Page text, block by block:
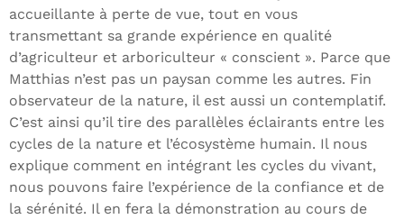
accueillante à perte de vue, tout en vous
transmettant sa grande expérience en qualité
d’agriculteur et arboriculteur « conscient ». Parce que
Matthias n’est pas un paysan comme les autres. Fin
observateur de la nature, il est aussi un contemplatif.
C’est ainsi qu’il tire des parallèles éclairants entre les
cycles de la nature et l’écosystème humain. Il nous
explique comment en intégrant les cycles du vivant,
nous pouvons faire l’expérience de la confiance et de
la sérénité. Il en fera la démonstration au cours de